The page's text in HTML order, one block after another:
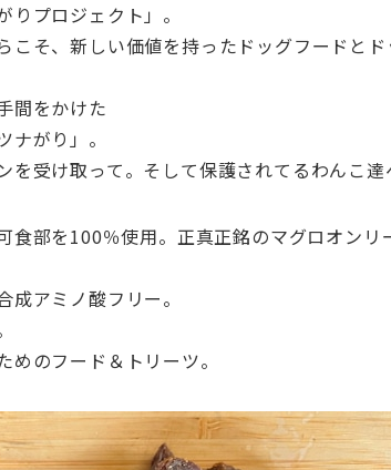
プロジェクト」。
こそ、新しい価値を持ったドッグフードと
間をかけた
がり」。
受け取って。 そして保護されてるわんこ
部を100％使用。 正真正銘のマグロオンリ
アミノ酸フリー。
のフード＆トリーツ。